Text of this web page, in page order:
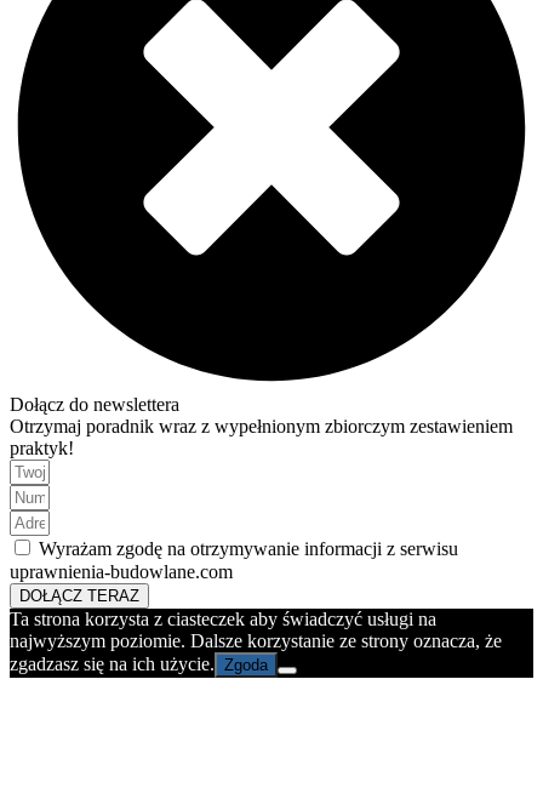
Dołącz do newslettera
Otrzymaj poradnik wraz z wypełnionym zbiorczym zestawieniem
praktyk!
Wyrażam zgodę na otrzymywanie informacji z serwisu
uprawnienia-budowlane.com
DOŁĄCZ TERAZ
Ta strona korzysta z ciasteczek aby świadczyć usługi na
najwyższym poziomie. Dalsze korzystanie ze strony oznacza, że
zgadzasz się na ich użycie. Zgoda